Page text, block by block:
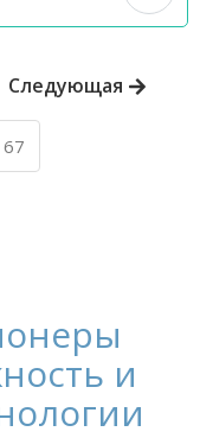
Следующая
и